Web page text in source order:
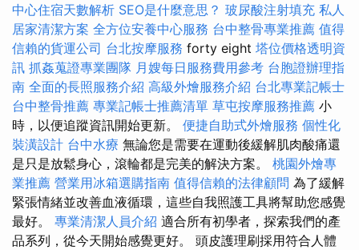
中心住宿天數解析 SEO是什麼意思？ 玻尿酸注射填充 私人
居家清潔方案 全方位安養中心服務 台中整骨專業推薦 值得
信賴的貨運公司 台北按摩服務 forty eight 塔位價格透明資
訊 抓姦蒐證專業團隊 月嫂每日服務費用參考 台胞證辦理指
南 全面的長照服務介紹 高級外燴服務介紹 台北專業記帳士
台中整骨推薦 專業記帳士推薦清單 草屯按摩服務推薦 小
時，以便追蹤資訊開始更新。 便捷自助式外燴服務 個性化
裝潢設計 台中水療 無論您是需要在運動後緩解肌肉酸痛還
是只是放鬆身心，滾輪都是完美的解決方案。 桃園外燴專
業推薦 營業用冰箱選購指南 值得信賴的法律顧問 為了緩解
緊張情緒並改善血液循環，這些自我照護工具將幫助您感覺
最好。 專業清潔人員介紹 適合所有初學者，探索我們的產
品系列，從今天開始感覺更好。 頭皮護理刷採用符合人體